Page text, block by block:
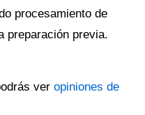
procesamiento de
preparación previa.
ver opiniones de